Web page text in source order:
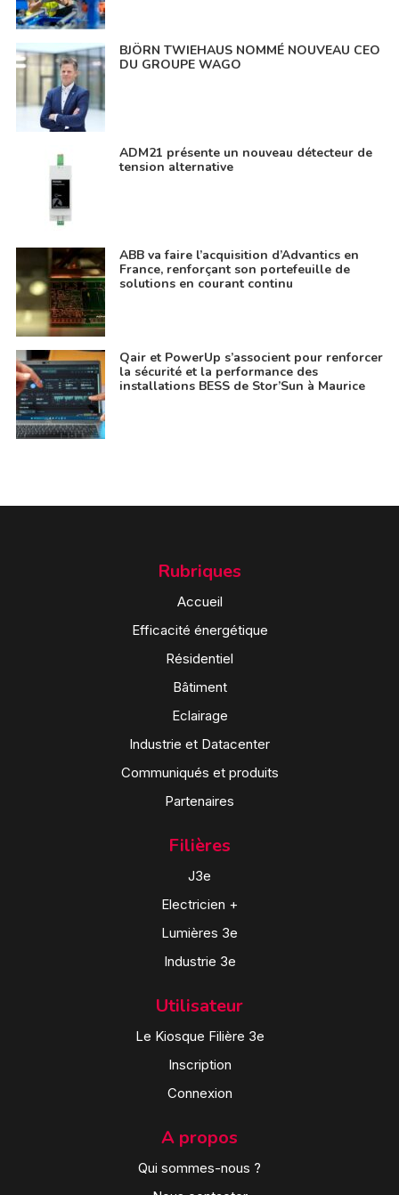
BJÖRN TWIEHAUS NOMMÉ NOUVEAU CEO
DU GROUPE WAGO
ADM21 présente un nouveau détecteur de
tension alternative
ABB va faire l’acquisition d’Advantics en
France, renforçant son portefeuille de
solutions en courant continu
Qair et PowerUp s’associent pour renforcer
la sécurité et la performance des
installations BESS de Stor’Sun à Maurice
Rubriques
Accueil
Efficacité énergétique
Résidentiel
Bâtiment
Eclairage
Industrie et Datacenter
Communiqués et produits
Partenaires
Filières
J3e
Electricien +
Lumières 3e
Industrie 3e
Utilisateur
Le Kiosque Filière 3e
Inscription
Connexion
A propos
Qui sommes-nous ?